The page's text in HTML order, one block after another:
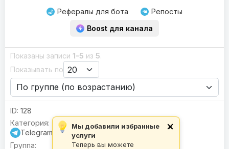
Рефералы для бота
Репосты
Boost для канала
Показаны записи 1-5 из 5.
Показывать по
128
Telegram
Мы добавили избранные
услуги
Теперь вы можете
×